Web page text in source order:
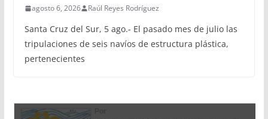
agosto 6, 2026 Raúl Reyes Rodríguez
Santa Cruz del Sur, 5 ago.- El pasado mes de julio las
tripulaciones de seis navíos de estructura plástica,
pertenecientes